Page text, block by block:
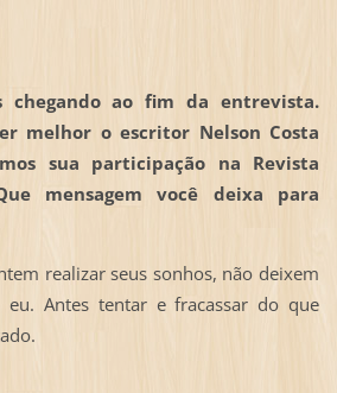
chegando ao fim da entrevista.
melhor o escritor Nelson Costa
sua participação na Revista
mensagem você deixa para
realizar seus sonhos, não deixem
Antes tentar e fracassar do que